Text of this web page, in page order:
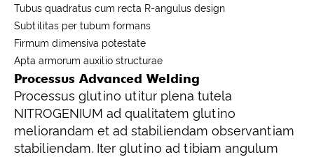
Tubus quadratus cum recta R-angulus design
Subtilitas per tubum formans
Firmum dimensiva potestate
Apta armorum auxilio structurae
Processus Advanced Welding
Processus glutino utitur plena tutela
NITROGENIUM ad qualitatem glutino
meliorandam et ad stabiliendam observantiam
stabiliendam. Iter glutino ad tibiam angulum